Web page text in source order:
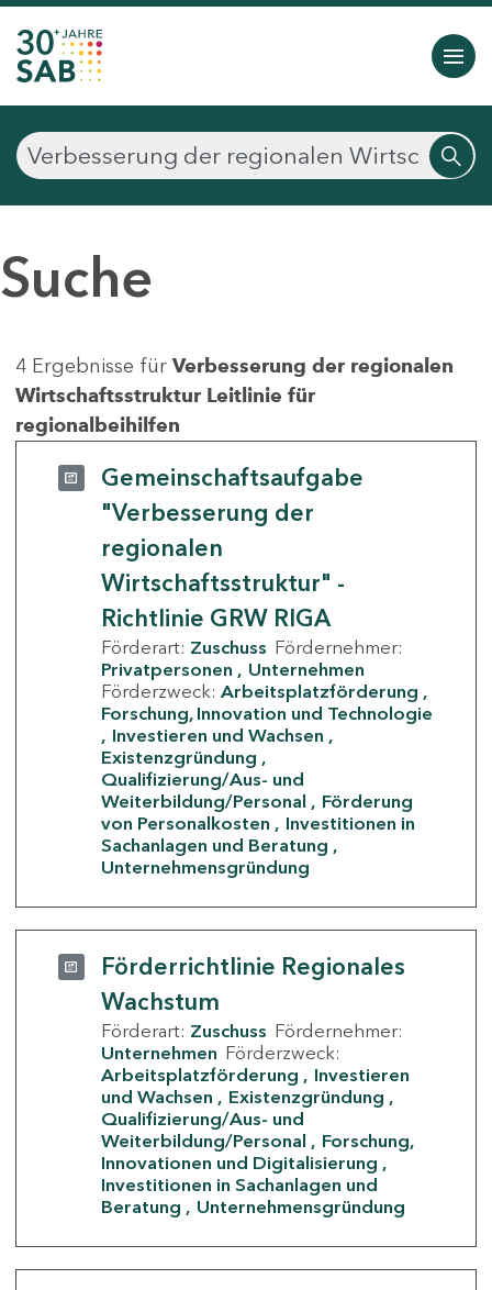
Suche
4 Ergebnisse für Verbesserung der regionalen
Wirtschaftsstruktur Leitlinie für
regionalbeihilfen
Gemeinschaftsaufgabe
"Verbesserung der
regionalen
Wirtschaftsstruktur" -
Richtlinie GRW RIGA
Förderart: Zuschuss Fördernehmer:
Privatpersonen
Unternehmen
Förderzweck: Arbeitsplatzförderung
Forschung, Innovation und Technologie
Investieren und Wachsen
Existenzgründung
Qualifizierung/Aus- und
Weiterbildung/Personal
Förderung
von Personalkosten
Investitionen in
Sachanlagen und Beratung
Unternehmensgründung
Förderrichtlinie Regionales
Wachstum
Förderart: Zuschuss Fördernehmer:
Unternehmen Förderzweck:
Arbeitsplatzförderung
Investieren
und Wachsen
Existenzgründung
Qualifizierung/Aus- und
Weiterbildung/Personal
Forschung,
Innovationen und Digitalisierung
Investitionen in Sachanlagen und
Beratung
Unternehmensgründung